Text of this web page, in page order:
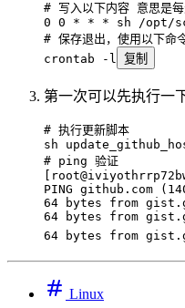
# 写入以下内容 意思
0 0 * * * sh /opt/
# 保存退出，使用以下命
crontab -l 复制
第一次可以先执行一
# 执行更新脚本
sh
# ping 验证
PING github.com
64 bytes from
64 bytes from
64 bytes from
Linux